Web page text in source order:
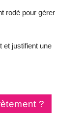
rodé pour gérer
et justifient une
?